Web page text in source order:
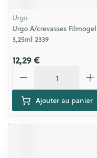
Urgo
Urgo A/crevasses Filmogel
3,25ml 2339
12,29 €
Ajouter au panier